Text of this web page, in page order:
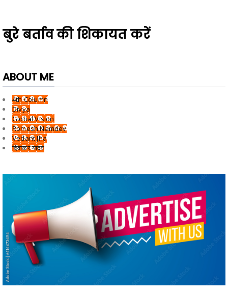
बुरे बर्ताव की शिकायत करें
ABOUT ME
4th Column
Divya
Global Vision
Romesh Namdev
Vedant Jha
दिवाकर यादव